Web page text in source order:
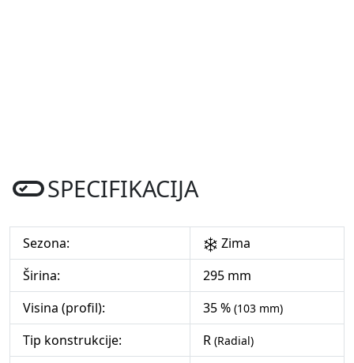
SPECIFIKACIJA
Sezona:
Zima
Širina:
295 mm
Visina (profil):
35 % (103 mm)
Tip konstrukcije: R (Radial)